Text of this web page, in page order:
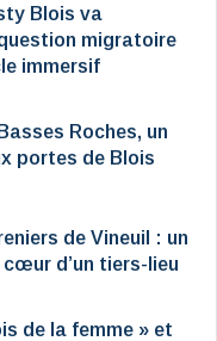
Blois va
migratoire
immersif
Roches, un
portes de Blois
de Vineuil : un
d’un tiers-lieu
de la femme » et